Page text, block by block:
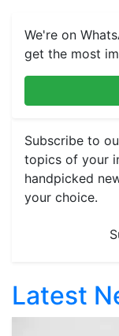
We're on
get the most
Subscribe to
topics of your
handpicked
your choice.
Latest